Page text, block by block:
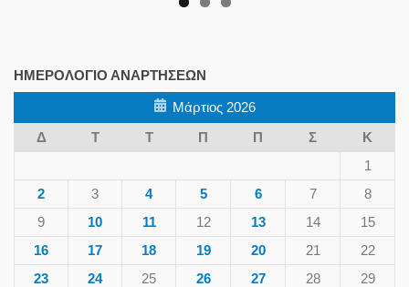
ΗΜΕΡΟΛΌΓΙΟ ΑΝΑΡΤΉΣΕΩΝ
Μάρτιος 2026
Δ
Τ Τ Π Π Σ
Κ
1
2
3 4 5 6 7
8
9
10 11 12 13 14
15
16
17 18 19 20 21
22
23
24 25 26 27 28
29